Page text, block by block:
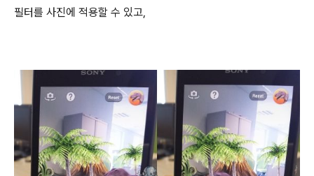
필터를 사진에 적용할 수 있고,